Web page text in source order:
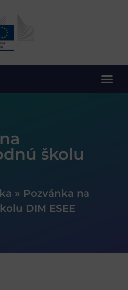
školu
» Pozvánka na
DIM ESEE